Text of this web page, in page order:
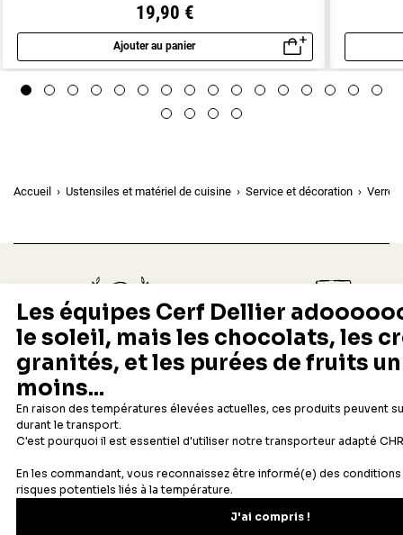
19,90 €
Ajouter au panier
Aperçu rapide
Accueil Ustensiles et matériel de cuisine Service et décoration
Depuis 1932
Fabricant français reconnu
Livraison rapide 24/48h
Offerte dès 69 € en point
Newsletter
Recevez les recettes, astuces et offres spéciales.